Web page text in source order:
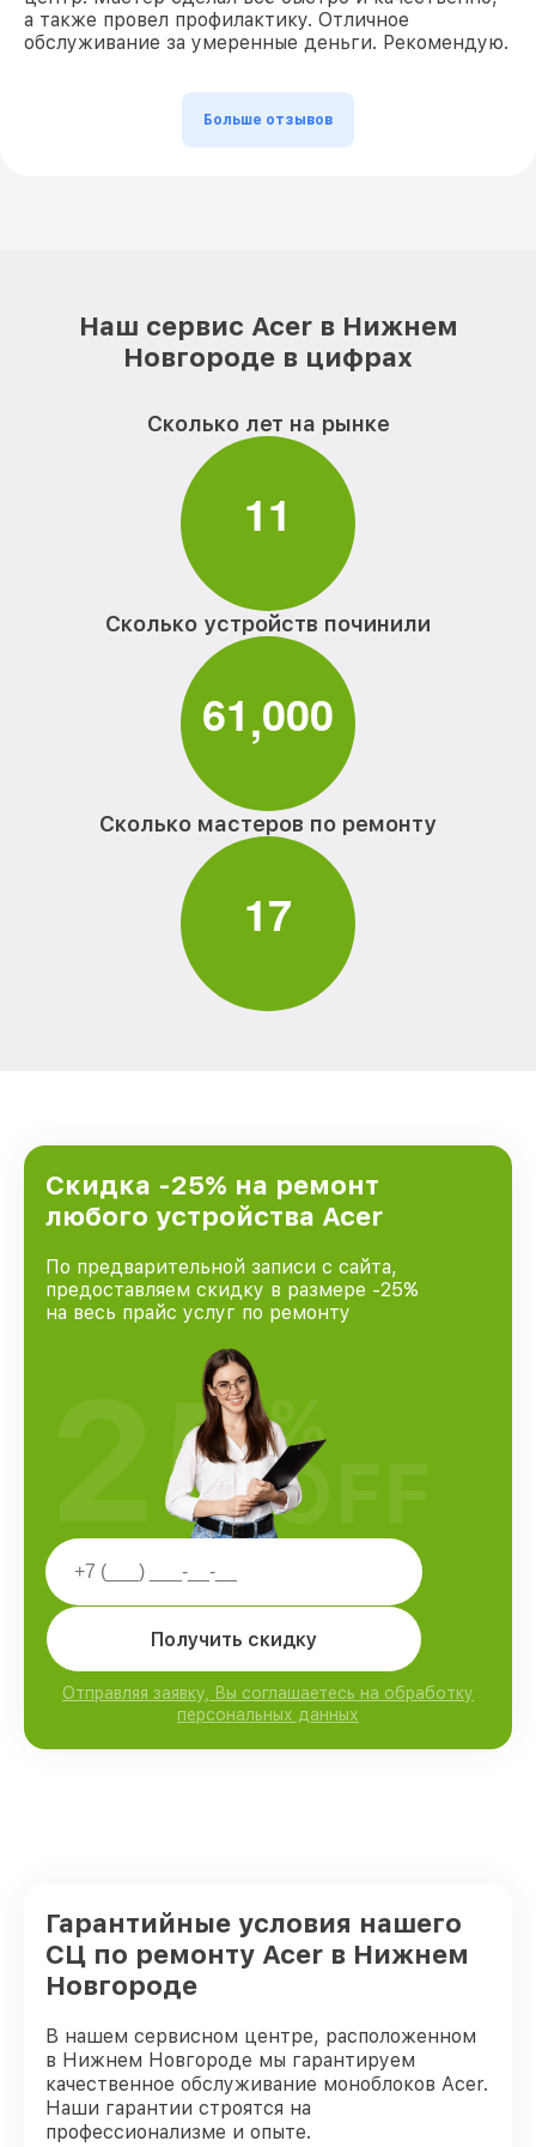
а также провел профилактику. Отличное
обслуживание за умеренные деньги. Рекомендую.
Больше отзывов
Наш сервис Acer в Нижнем
Новгороде в цифрах
Сколько лет на рынке
11
Сколько устройств починили
61,000
Сколько мастеров по ремонту
17
Скидка -25% на ремонт
любого устройства Acer
По предварительной записи с сайта,
предоставляем скидку в размере -25%
на весь прайс услуг по ремонту
Получить скидку
Отправляя заявку, Вы соглашаетесь на обработку
персональных данных
25%
OFF
Гарантийные условия нашего
СЦ по ремонту Acer в Нижнем
Новгороде
В нашем сервисном центре, расположенном
в Нижнем Новгороде мы гарантируем
качественное обслуживание моноблоков Acer.
Наши гарантии строятся на
профессионализме и опыте.